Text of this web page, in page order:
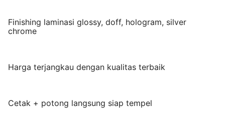
Finishing laminasi glossy, doff, hologram, silver
chrome
Harga terjangkau dengan kualitas terbaik
Cetak + potong langsung siap tempel